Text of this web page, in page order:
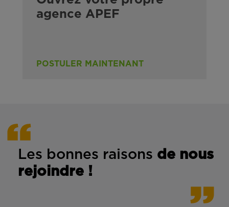
agence APEF
POSTULER MAINTENANT
Les bonnes raisons de nous
rejoindre !